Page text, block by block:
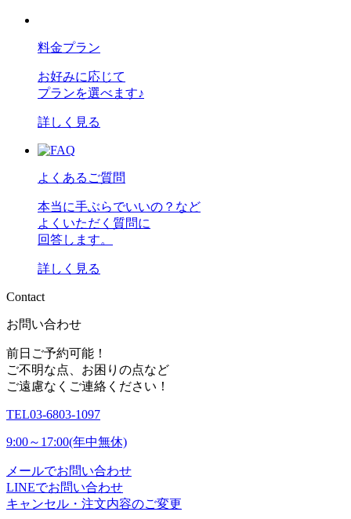
料金プラン
お好みに応じて
プランを選べます♪
詳しく見る
よくあるご質問
本当に手ぶらでいいの？など
よくいただく質問に
回答します。
詳しく見る
Contact
お問い合わせ
前日ご予約可能！
ご不明な点、お困りの点など
ご遠慮なくご連絡ください！
TEL03-6803-1097
9:00～17:00(年中無休)
メールでお問い合わせ
LINEでお問い合わせ
キャンセル・注文内容のご変更